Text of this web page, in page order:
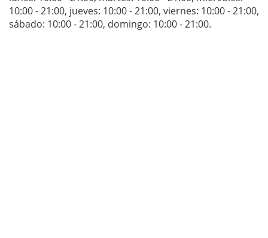
10:00 - 21:00, jueves: 10:00 - 21:00, viernes: 10:00 - 21:00,
sábado: 10:00 - 21:00, domingo: 10:00 - 21:00.